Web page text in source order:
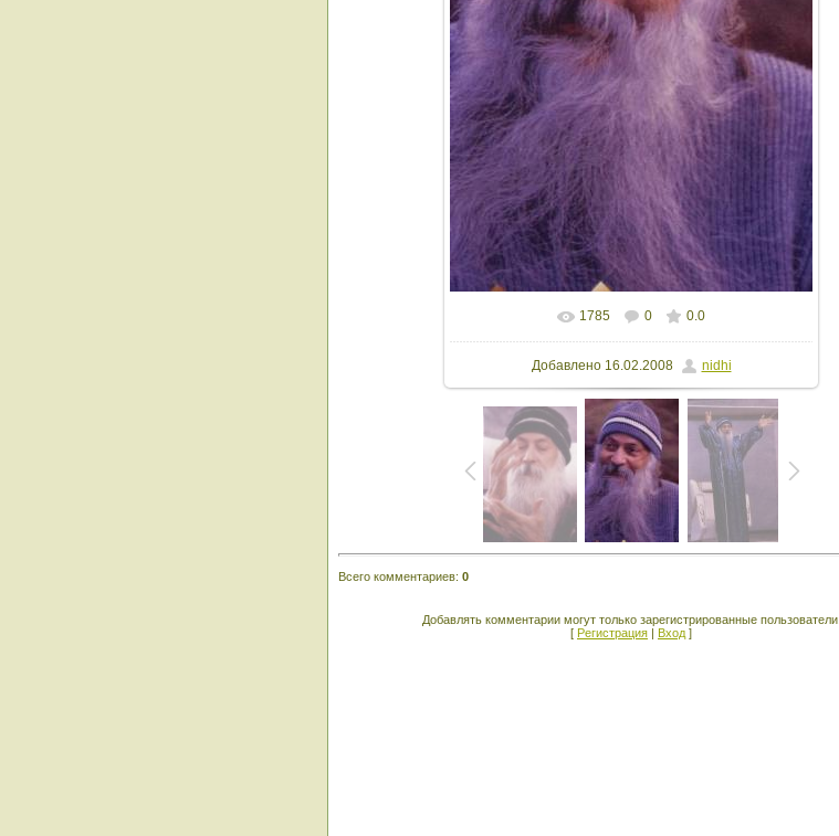
В реальном размере 423x644
1785 0 0.0
Добавлено16.02.2008 nidhi
Всего комментариев: 0
Добавлять комментарии могут только зарегистрированные пользователи.
[ Регистрация | Вход ]